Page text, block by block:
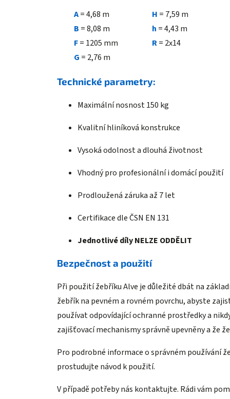
A= 4,68 m
B = 8,08 m
F= 1205 mm
G = 2,76 m
H = 7,59 m
h = 4,43 m
R= 2x14
Technické parametry:
Maximální nosnost 150 kg
Kvalitní hliníková konstrukce
Vysoká odolnost a dlouhá životnost
Vhodný pro profesionální i domácí použití
Prodloužená záruka až 7 let
Certifikace dle ČSN EN 131
Jednotlivé díly NELZE ODDĚLIT
Bezpečnost a použití
Při použití žebříku Alve je důležité dbát na
žebřík na pevném a rovném povrchu, abyste
používat odpovídající ochranné prostředky a
zajišťovací mechanismy správně upevněny a že
Pro podrobné informace o správném používání
prostudujte návod k použití.
V případě potřeby nás kontaktujte. Rádi vám